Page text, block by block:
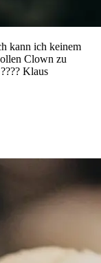
kann ich keinem
Clown zu
Klaus